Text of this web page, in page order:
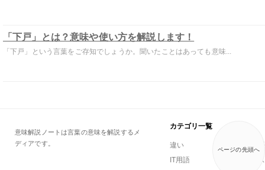
「下戸」とは？意味や使い方を解説します！
「下戸」という言葉をご存知でしょうか。聞いたことはあっても意味...
ページの先頭へ
意味解説ノートは言葉の意味を解説するメ
ディアです。
カテゴリ一覧
違い
一般用語
IT用語
ビジネ